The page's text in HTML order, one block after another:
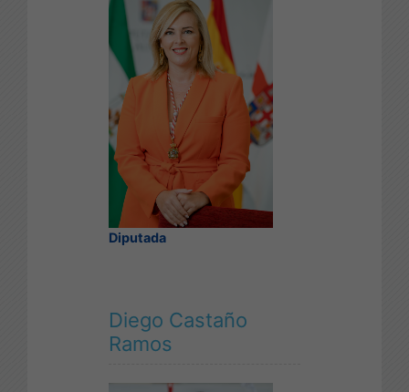
Diputada
Diego Castaño
Ramos